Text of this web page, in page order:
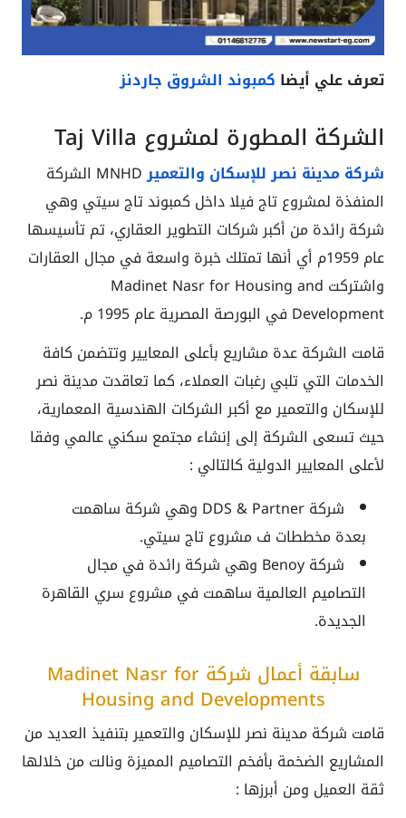
تعرف علي أيضا كمبوند الشروق جاردنز
الشركة المطورة لمشروع Taj Villa
شركة مدينة نصر للإسكان والتعمير
MNHD الشركة
المنفذة لمشروع تاج فيلا داخل كمبوند تاج سيتي وهي
شركة رائدة من أكبر شركات التطوير العقاري، تم تأسيسها
عام 1959م أي أنها تمتلك خبرة واسعة في مجال العقارات
واشتركت Madinet Nasr for Housing and
Development في البورصة المصرية عام 1995 م.
قامت الشركة عدة مشاريع بأعلى المعايير وتتضمن كافة
الخدمات التي تلبي رغبات العملاء، كما تعاقدت مدينة نصر
للإسكان والتعمير مع أكبر الشركات الهندسية المعمارية،
حيث تسعى الشركة إلى إنشاء مجتمع سكني عالمي وفقا
لأعلى المعايير الدولية كالتالي :
شركة DDS & Partner وهي شركة ساهمت
بعدة مخططات ف مشروع تاج سيتي.
شركة Benoy وهي شركة رائدة في مجال
التصاميم العالمية ساهمت في مشروع سري القاهرة
الجديدة.
سابقة أعمال شركة Madinet Nasr for
Housing and Developments
قامت شركة مدينة نصر للإسكان والتعمير بتنفيذ العديد من
المشاريع الضخمة بأفخم التصاميم المميزة ونالت من خلالها
ثقة العميل ومن أبرزها :